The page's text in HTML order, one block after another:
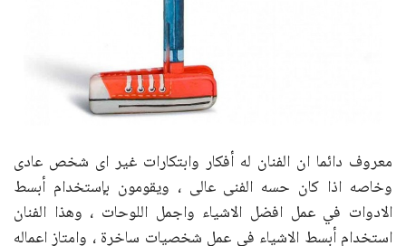
معروف دائما ان الفنان له أفكار وابتكارات غير اى شخص عادى
وخاصه اذا كان حسه الفنى عالى ، ويقومون بإستخدام أبسط
الادوات في عمل افضل الاشياء واجمل اللوحات ، وهذا الفنان
استخدام أبسط الاشياء في عمل شخصيات ساخرة ، وامتاز اعماله